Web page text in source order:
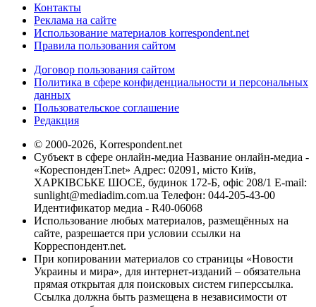
Контакты
Реклама на сайте
Использование материалов korrespondent.net
Правила пользования сайтом
Договор пользования сайтом
Политика в сфере конфиденциальности и персональных
данных
Пользовательское соглашение
Редакция
© 2000-2026, Korrespondent.net
Субъект в сфере онлайн-медиа Название онлайн-медиа -
«КореспонденТ.net» Адрес: 02091, місто Київ,
ХАРКІВСЬКЕ ШОСЕ, будинок 172-Б, офіс 208/1 E-mail:
sunlight@mediadim.com.ua Телефон: 044-205-43-00
Идентификатор медиа - R40-06068
Использование любых материалов, размещённых на
сайте, разрешается при условии ссылки на
Корреспондент.net.
При копировании материалов со страницы «Новости
Украины и мира», для интернет-изданий – обязательна
прямая открытая для поисковых систем гиперссылка.
Ссылка должна быть размещена в независимости от